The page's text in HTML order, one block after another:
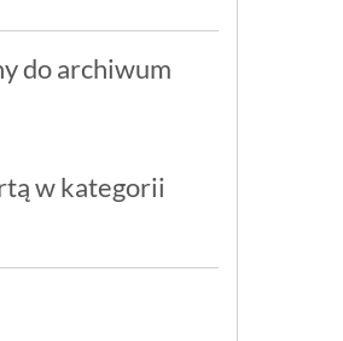
do archiwum
w kategorii